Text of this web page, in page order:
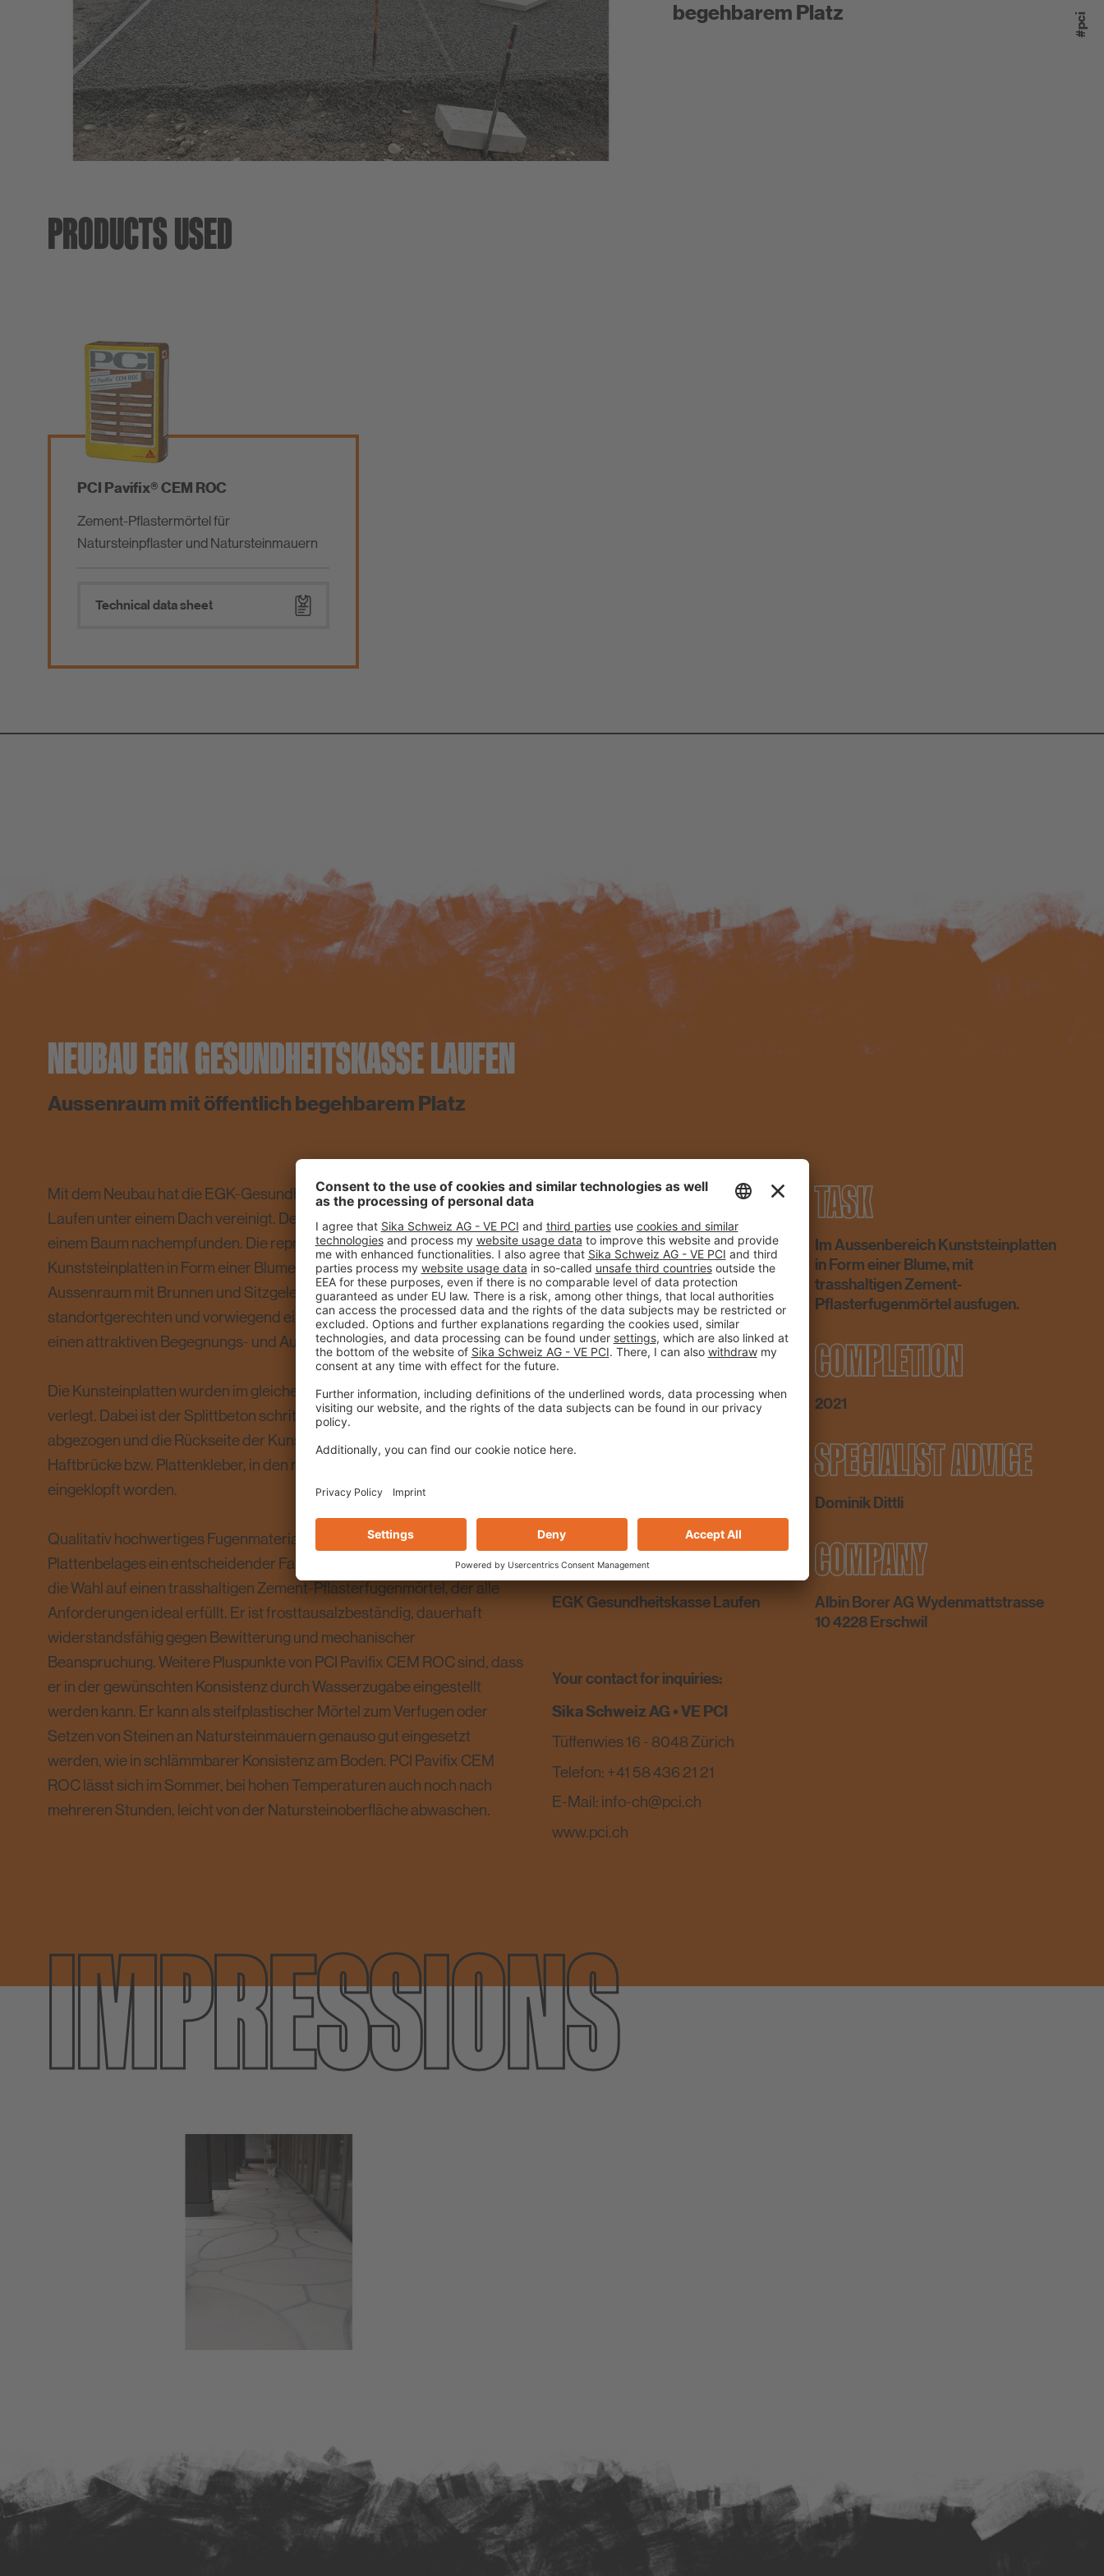
begehbarem Platz
PRODUCTS USED
PCI Pavifix® CEM ROC
Zement-Pflastermörtel für
Natursteinpflaster und Natursteinmauern
Technical data sheet
NEUBAU EGK GESUNDHEITSKASSE LAUFEN
Aussenraum mit öffentlich begehbarem Platz
Mit dem Neubau hat die EGK-Gesundheitskasse seine vier Standorten in
Laufen unter einem Dach vereinigt. Der Neubau in Holzbauweise ist
einem Baum nachempfunden. Die repräsentative Aussenanlage ist mit
Kunststeinplatten in Form einer Blume belegt. Der begehbare Platz im
Aussenraum mit Brunnen und Sitzgelegenheiten sowie
standortgerechten und vorwiegend einheimischen Pflanzenarten bilden
einen attraktiven Begegnungs- und Aufenthaltsort.
Die Kunsteinplatten wurden im gleichen Arbeitsablauf wie der Splittbeton
verlegt. Dabei ist der Splittbeton schrittweise auf die benötigte Höhe
abgezogen und die Rückseite der Kunststeinplatten, versehen mit einer
Haftbrücke bzw. Plattenkleber, in den noch frischen Splittbeton
eingeklopft worden.
Qualitativ hochwertiges Fugenmaterial ist für die Dauerhaftigkeit eines
Plattenbelages ein entscheidender Faktor. Mit PCI Pavifix CEM ROC fiel
die Wahl auf einen trasshaltigen Zement-Pflasterfugenmörtel, der alle
Anforderungen ideal erfüllt. Er ist frosttausalzbeständig, dauerhaft
widerstandsfähig gegen Bewitterung und mechanischer
Beanspruchung. Weitere Pluspunkte von PCI Pavifix CEM ROC sind, dass
er in der gewünschten Konsistenz durch Wasserzugabe eingestellt
werden kann. Er kann als steifplastischer Mörtel zum Verfugen oder
Setzen von Steinen an Natursteinmauern genauso gut eingesetzt
werden, wie in schlämmbarer Konsistenz am Boden. PCI Pavifix CEM
ROC lässt sich im Sommer, bei hohen Temperaturen auch noch nach
mehreren Stunden, leicht von der Natursteinoberfläche abwaschen.
DATE
12.10.2021
TASK
Im Aussenbereich Kunststeinplatten
in Form einer Blume, mit
trasshaltigen Zement-
Pflasterfugenmörtel ausfugen.
CITY
Laufen
COMPLETION
2021
PRODUCTS USED SPECIALIST ADVICE
Dominik Dittli
OWNER
EGK Gesundheitskasse Laufen
COMPANY
Albin Borer AG Wydenmattstrasse
10 4228 Erschwil
Your contact for inquiries:
Sika Schweiz AG • VE PCI
Tüffenwies 16 - 8048 Zürich
Telefon: +41 58 436 21 21
E-Mail: info-ch@pci.ch
www.pci.ch
IMPRES­SIONS
#pci